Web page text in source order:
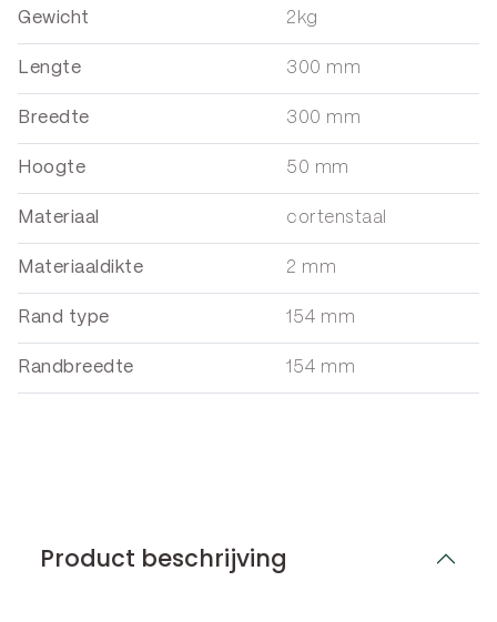
Gewicht 2kg
Lengte 300 mm
Breedte 300 mm
Hoogte 50 mm
Materiaal cortenstaal
Materiaaldikte 2 mm
Rand type 154 mm
Randbreedte 154 mm
Product beschrijving